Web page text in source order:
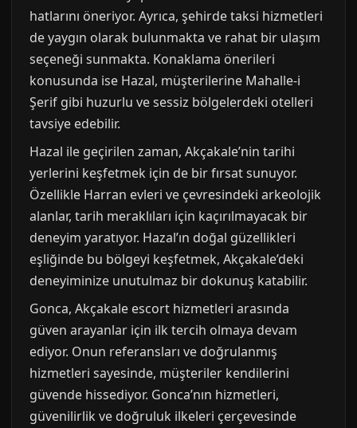
hatlarını öneriyor. Ayrıca, şehirde taksi hizmetleri
de yaygın olarak bulunmakta ve rahat bir ulaşım
seçeneği sunmakta. Konaklama önerileri
konusunda ise Hazal, müşterilerine Mahalle-i
Şerif gibi huzurlu ve sessiz bölgelerdeki otelleri
tavsiye edebilir.
Hazal ile geçirilen zaman, Akçakale’nin tarihi
yerlerini keşfetmek için de bir fırsat sunuyor.
Özellikle Harran evleri ve çevresindeki arkeolojik
alanlar, tarih meraklıları için kaçırılmayacak bir
deneyim yaratıyor. Hazal’ın doğal güzellikleri
eşliğinde bu bölgeyi keşfetmek, Akçakale’deki
deneyiminize unutulmaz bir dokunuş katabilir.
Gonca, Akçakale escort hizmetleri arasında
güven arayanlar için ilk tercih olmaya devam
ediyor. Onun referansları ve doğrulanmış
hizmetleri sayesinde, müşteriler kendilerini
güvende hissediyor. Gonca’nın hizmetleri,
güvenilirlik ve doğruluk ilkeleri çerçevesinde